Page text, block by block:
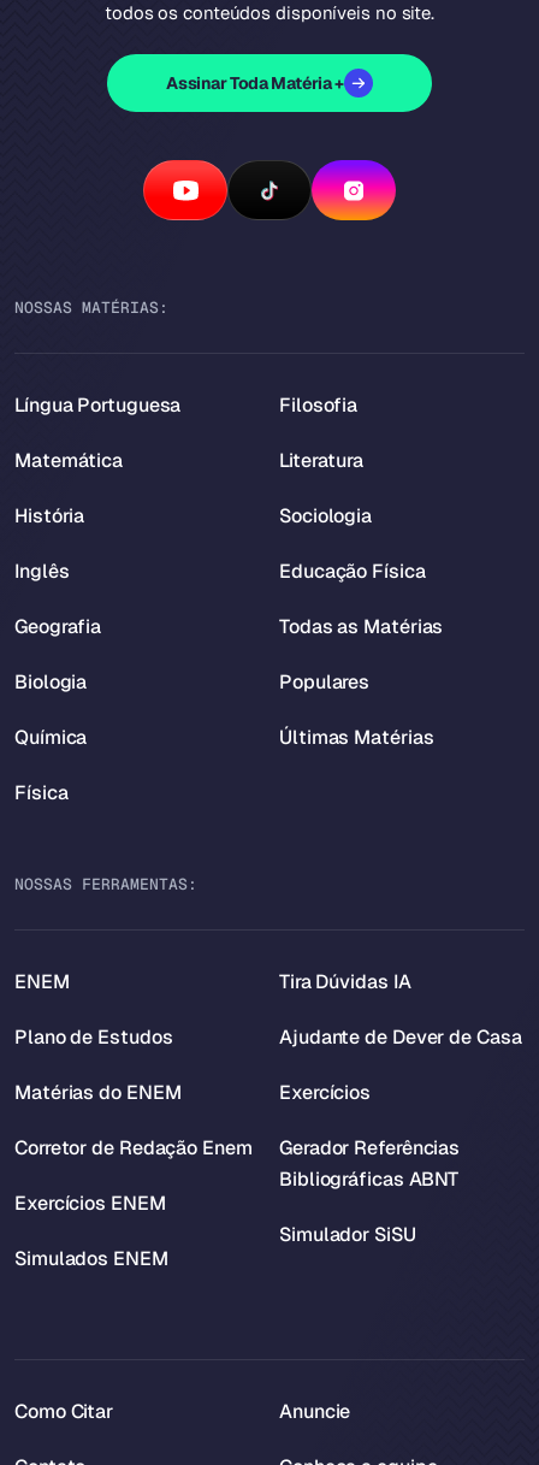
todos os conteúdos disponíveis no site.
Assinar Toda Matéria +
NOSSAS MATÉRIAS:
Língua Portuguesa
Matemática
História
Inglês
Geografia
Biologia
Química
Física
Filosofia
Literatura
Sociologia
Educação Física
Todas as Matérias
Populares
Últimas Matérias
NOSSAS FERRAMENTAS:
ENEM
Plano de Estudos
Matérias do ENEM
Corretor de Redação Enem
Exercícios ENEM
Simulados ENEM
Tira Dúvidas IA
Ajudante de Dever de Casa
Exercícios
Gerador Referências
Bibliográficas ABNT
Simulador SiSU
Como Citar Anuncie